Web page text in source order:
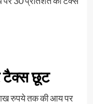
टैक्स छूट
रुपये तक की आय पर